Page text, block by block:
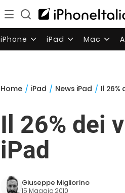
iPhone iPad Mac
Home / iPad / News iPad / Il
Il 26% dei
iPad
Giuseppe Migliorino
15 Maggio 2010